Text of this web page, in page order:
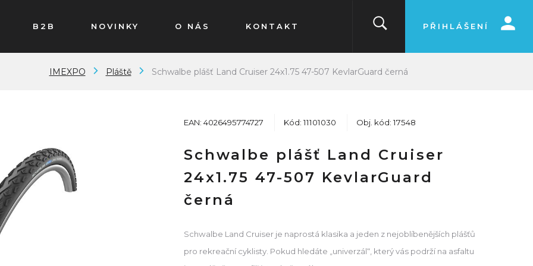
B2B NOVINKY O NÁS KONTAKT PŘIHLÁŠENÍ
IMEXPO Pláště Schwalbe plášť Land Cruiser 24x1.75 47-507 KevlarGuard černá
EAN: 4026495774727 Kód: 11101030 Obj. kód: 17548
Schwalbe plášť Land Cruiser
24x1.75 47-507 KevlarGuard
černá
Schwalbe Land Cruiser je naprostá klasika a jeden z nejoblíbenějších plášťů
pro rekreační cyklisty. Pokud hledáte „univerzál“, který vás podrží na asfaltu